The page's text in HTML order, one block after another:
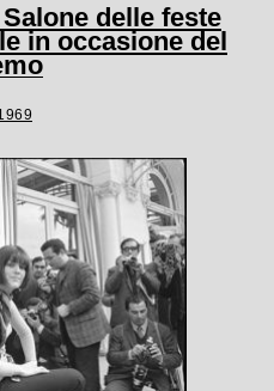
delle feste
in occasione del